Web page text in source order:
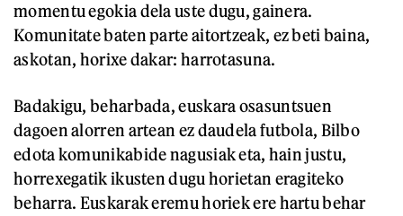
momentu egokia dela uste dugu, gainera.
Komunitate baten parte aitortzeak, ez beti baina,
askotan, horixe dakar: harrotasuna.
Badakigu, beharbada, euskara osasuntsuen
dagoen alorren artean ez daudela futbola, Bilbo
edota komunikabide nagusiak eta, hain justu,
horrexegatik ikusten dugu horietan eragiteko
beharra. Euskarak eremu horiek ere hartu behar